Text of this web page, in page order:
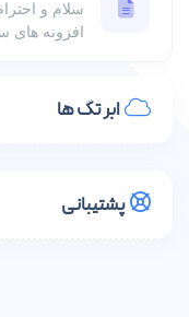
سلام و
افزونه های
ابر تگ ها
پشتیبانی